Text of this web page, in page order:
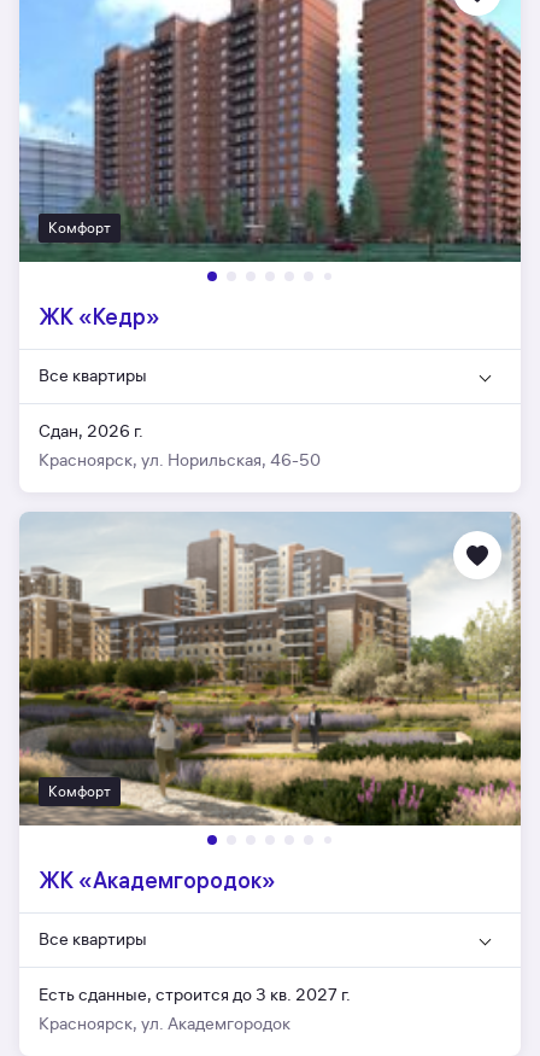
Комфорт
ЖК «Кедр»
Все квартиры
Сдан, 2026 г.
Красноярск, ул. Норильская, 46-50
Комфорт
ЖК «Академгородок»
Все квартиры
Есть сданные, строится до 3 кв. 2027 г.
Красноярск, ул. Академгородок